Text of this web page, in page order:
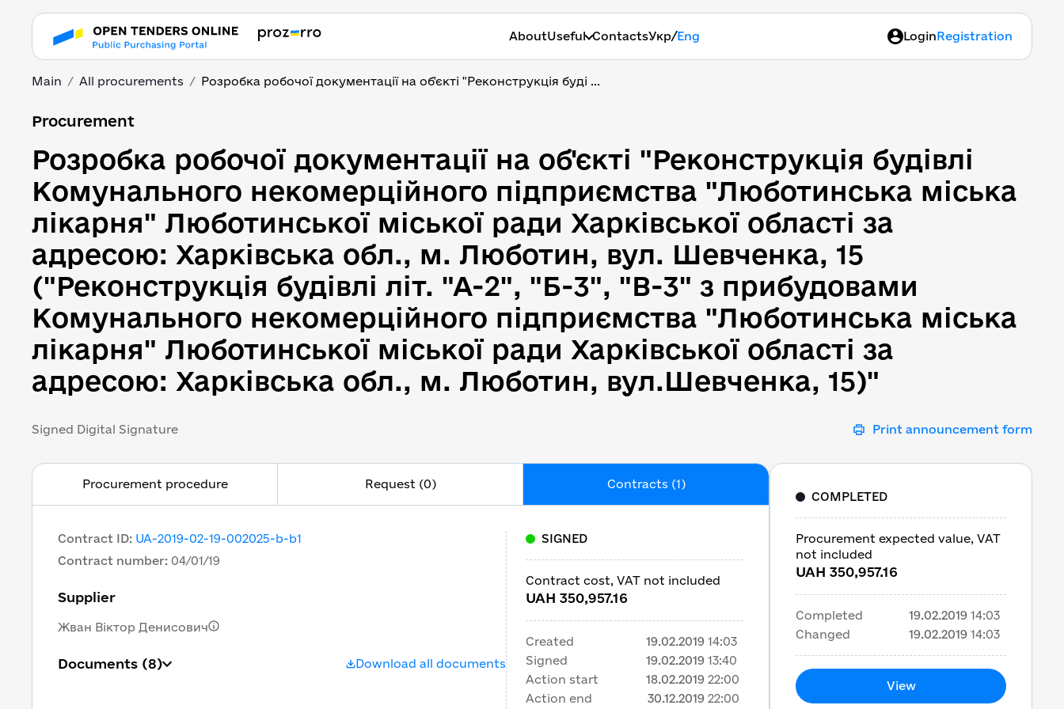
AboutUseful ContactsУкр/Eng LoginRegistration
Main All procurements Розробка робочої документації на об'єкті "Реконструкція буді ...
Розробка робочої документації на об'єкті "Реконструкція будівлі
Procurement
Розробка робочої документації на об'єкті "Реконструкція будівлі
Комунального некомерційного підприємства "Люботинська міська
лікарня" Люботинської міської ради Харківської області за
адресою: Харківська обл., м. Люботин, вул. Шевченка, 15
("Реконструкція будівлі літ. "А-2", "Б-3", "В-3" з прибудовами
Комунального некомерційного підприємства "Люботинська міська
лікарня" Люботинської міської ради Харківської області за
адресою: Харківська обл., м. Люботин, вул.Шевченка, 15)"
Signed Digital Signature Print announcement form
Procurement procedure Request (0) Contracts (1)
Contract ID: UA-2019-02-19-002025-b-b1
Contract number: 04/01/19
Supplier
Жван Віктор Денисович
Documents (8) Download all documents
SIGNED
Contract cost, VAT not included
UAH 350,957.16
Created 19.02.2019 14:03
Signed
19.02.2019 13:40
Action start
18.02.2019 22:00
Action end
30.12.2019 22:00
COMPLETED
Procurement expected value, VAT
not included
UAH 350,957.16
Completed 19.02.2019 14:03
Changed
19.02.2019 14:03
View